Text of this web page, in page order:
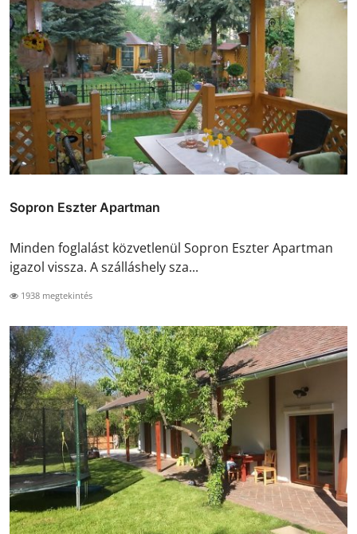
Sopron Eszter Apartman
Minden foglalást közvetlenül Sopron Eszter Apartman
igazol vissza. A szálláshely sza...
1938 megtekintés